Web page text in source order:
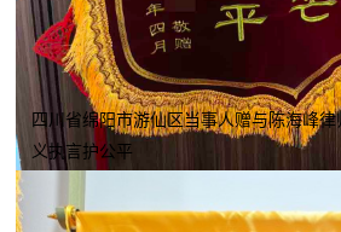
四川省绵阳市游仙区当事人赠与陈海峰
义执言护公平